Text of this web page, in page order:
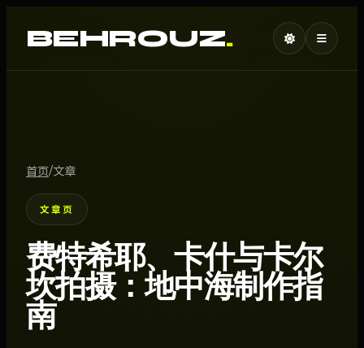
BEHROUZ.
首页/文章
文章页
费特希耶、卡什与卡尔
坎拍摄：地中海制作指
南